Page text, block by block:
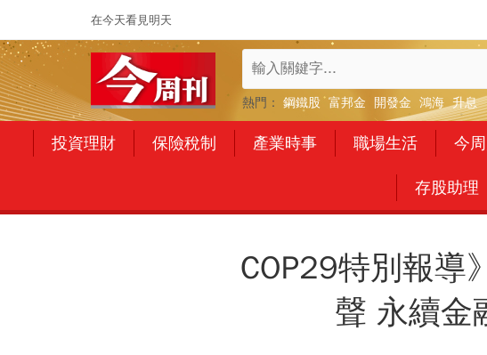
在今天看見明天
熱門： 鋼鐵股 富邦金 開發金 鴻海 升息
投資理財 保險稅制 產業時事 職場生活 今
存股助理
COP29特別報導
聲 永續金